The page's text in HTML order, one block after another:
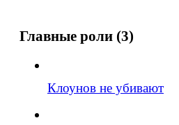
Главные роли (3)
Клоунов не убивают